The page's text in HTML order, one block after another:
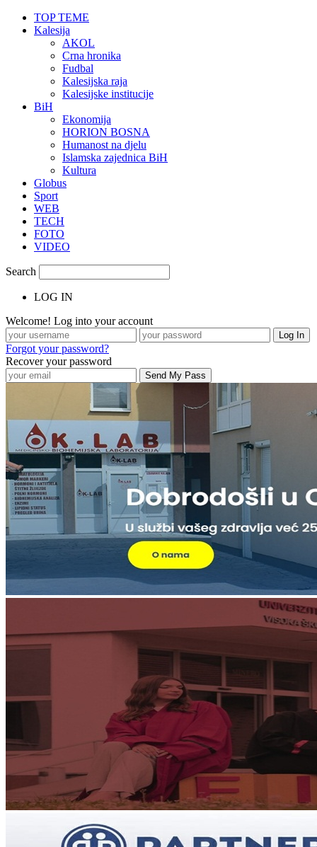
TOP TEME
Kalesija
AKOL
Crna hronika
Fudbal
Kalesijska raja
Kalesijske institucije
BiH
Ekonomija
HORION BOSNA
Humanost na djelu
Islamska zajednica BiH
Kultura
Globus
Sport
WEB
TECH
FOTO
VIDEO
Search
LOG IN
Welcome! Log into your account
Forgot your password?
Recover your password